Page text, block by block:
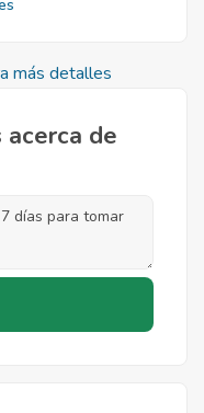
más detalles
de